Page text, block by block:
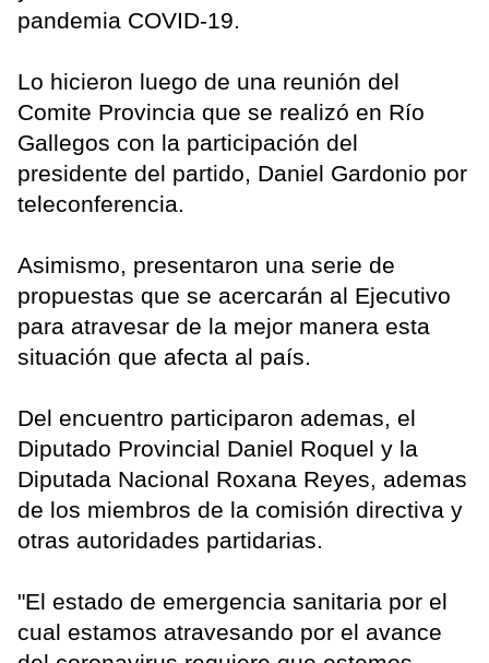
pandemia COVID-19.
Lo hicieron luego de una reunión del
Comite Provincia que se realizó en Río
Gallegos con la participación del
presidente del partido, Daniel Gardonio por
teleconferencia.
Asimismo, presentaron una serie de
propuestas que se acercarán al Ejecutivo
para atravesar de la mejor manera esta
situación que afecta al país.
Del encuentro participaron ademas, el
Diputado Provincial Daniel Roquel y la
Diputada Nacional Roxana Reyes, ademas
de los miembros de la comisión directiva y
otras autoridades partidarias.
"El estado de emergencia sanitaria por el
cual estamos atravesando por el avance